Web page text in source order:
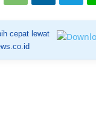
cepat lewat